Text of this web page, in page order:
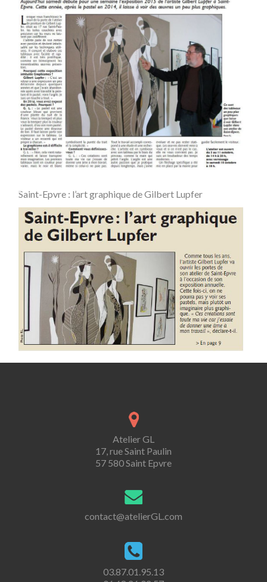
Saint-Epvre : l’art graphique de Gilbert Lupfer
Atelier GL
17, rue Saint Paulin
57 580 Saint Epvre
contact@atelierGL.com
03.87.01.95.13